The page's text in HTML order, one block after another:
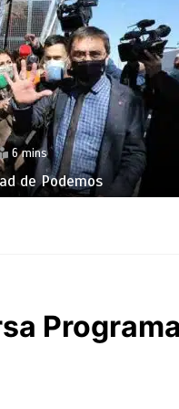
6 mins
de Podemos